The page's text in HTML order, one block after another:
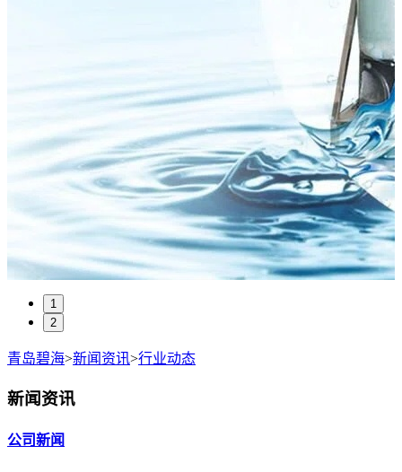
1
2
青岛碧海>新闻资讯>行业动态
新闻资讯
公司新闻